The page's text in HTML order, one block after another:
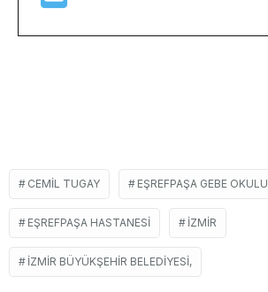
CEMIL TUGAY EŞREFPAŞA GEBE OKULU
EŞREFPAŞA HASTANESI İZMIR
İZMIR BÜYÜKŞEHIR BELEDIYESI,